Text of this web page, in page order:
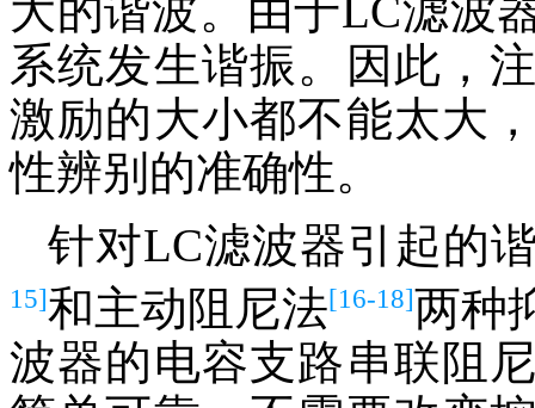
大的谐波。由于LC滤波
系统发生谐振。因此，
激励的大小都不能太大
性辨别的准确性。
针对LC滤波器引起的
15]和主动阻尼法[16-18]两种
波器的电容支路串联阻